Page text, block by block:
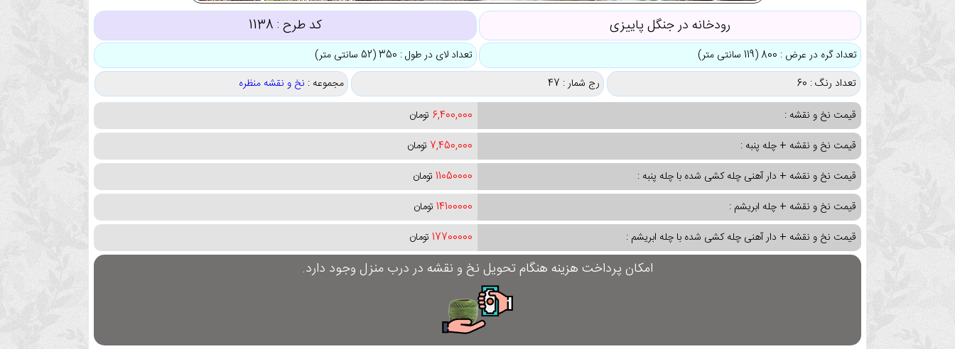
رودخانه در جنگل پاییزی کد طرح : 1138
تعداد گره در عرض : 800 (119 سانتی متر)
تعداد لای در طول : 350 (52 سانتی متر)
تعداد رنگ : 60
رج شمار : 47 مجموعه : نخ و نقشه منظره
قیمت نخ و نقشه :
6,400,000 تومان
قیمت نخ و نقشه + چله پنبه :
7,450,000 تومان
قیمت نخ و نقشه + دار آهنی چله کشی شده با چله پنبه :
11050000 تومان
قیمت نخ و نقشه + چله ابریشم :
14100000 تومان
قیمت نخ و نقشه + دار آهنی چله کشی شده با چله ابریشم :
17700000 تومان
امکان پرداخت هزینه هنگام تحویل نخ و نقشه در درب منزل وجود دارد.